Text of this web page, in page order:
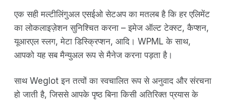
एक सही मल्टीलिंगुअल एसईओ सेटअप का मतलब है कि हर एलिमेंट
का लोकलाइज़ेशन सुनिश्चित करना – इमेज ऑल्ट टेक्स्ट, कैप्शन,
यूआरएल स्लग, मेटा डिस्क्रिप्शन, आदि। WPML के साथ,
आपको यह सब मैन्युअल रूप से मैनेज करना पड़ता है।
साथ Weglot इन तत्वों का स्वचालित रूप से अनुवाद और संरचना
हो जाती है, जिससे आपके पृष्ठ बिना किसी अतिरिक्त प्रयास के